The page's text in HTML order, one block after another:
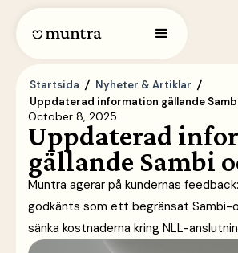
Startsida
Nyheter & Artiklar
Uppdaterad information gällande
October 8, 2025
Uppdaterad
gällande Sambi
Muntra agerar på kundernas
godkänts som ett begränsat Sambi-
sänka kostnaderna kring NLL-